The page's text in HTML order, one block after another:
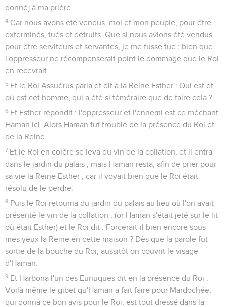
donné] à ma prière.
4 Car nous avons été vendus, moi et mon peuple, pour être
exterminés, tués et détruits. Que si nous avions été vendus
pour être serviteurs et servantes, je me fusse tue ; bien que
l'oppresseur ne récompenserait point le dommage que le Roi
en recevrait.
5 Et le Roi Assuérus parla et dit à la Reine Esther : Qui est et
où est cet homme, qui a été si téméraire que de faire cela ?
6 Et Esther répondit : l'oppresseur et l'ennemi est ce méchant
Haman ici. Alors Haman fut troublé de la présence du Roi et
de la Reine.
7 Et le Roi en colère se leva du vin de la collation, et il entra
dans le jardin du palais ; mais Haman resta, afin de prier pour
sa vie la Reine Esther ; car il voyait bien que le Roi était
résolu de le perdre.
8 Puis le Roi retourna du jardin du palais au lieu où l'on avait
présenté le vin de la collation ; (or Haman s'était jeté sur le lit
où était Esther) et le Roi dit : Forcerait-il bien encore sous
mes yeux la Reine en cette maison ? Dès que la parole fut
sortie de la bouche du Roi, aussitôt on couvrit le visage
d'Haman.
9 Et Harbona l'un des Eunuques dit en la présence du Roi :
Voilà même le gibet qu'Haman a fait faire pour Mardochée,
qui donna ce bon avis pour le Roi, est tout dressé dans la